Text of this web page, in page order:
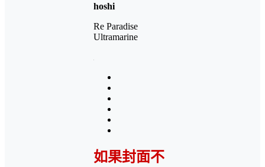
hoshi
Re Paradise
Ultramarine
如果封面不